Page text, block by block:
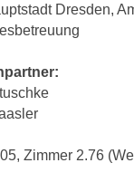
Dresden,
Zimmer 2.76